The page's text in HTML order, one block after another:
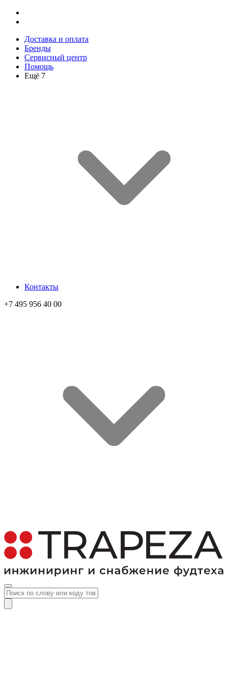
Доставка и оплата
Бренды
Сервисный центр
Помощь
Ещё 7
Контакты
+7 495 956 40 00